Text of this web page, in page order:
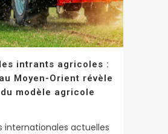
intrants agricoles :
Moyen-Orient révèle
du modèle agricole
internationales actuelles